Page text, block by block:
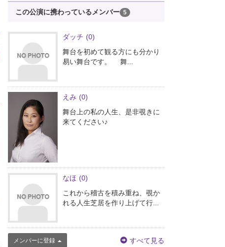
この公演に携わっているメンバー 5
ダッチ (0)
舞台を初めて観る方にも分かり
易い舞台です。 舞...
えみ (0)
舞台上の私の人生、是非覗きに
来てください♪
なほ (0)
これから稽古を積み重ね、覗か
れる人生芝居を作り上げて行...
メンバーに登録 すべて見る